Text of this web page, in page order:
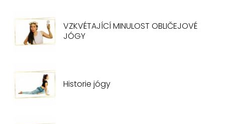
VZKVÉTAJÍCÍ MINULOST OBLIČEJOVÉ
JÓGY
Historie jógy